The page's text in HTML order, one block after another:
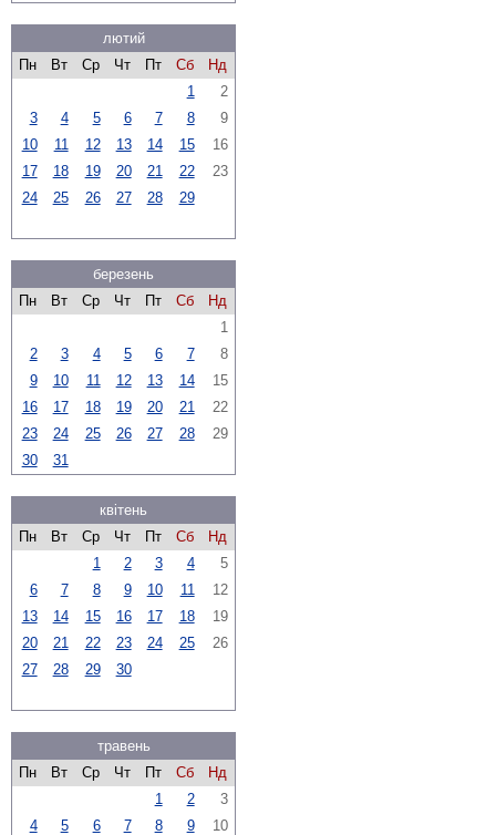
лютий
Пн
Вт Ср Чт Пт Сб
Нд
1
2
3
4 5 6 7 8
9
10
11 12 13 14 15
16
17
18 19 20 21 22
23
24
25 26 27 28 29
березень
Пн
Вт Ср Чт Пт Сб
Нд
1
2
3 4 5 6 7
8
9
10 11 12 13 14
15
16
17 18 19 20 21
22
23
24 25 26 27 28
29
30
31
квітень
Пн
Вт Ср Чт Пт Сб
Нд
1
2 3 4
5
6
7 8 9 10 11
12
13
14 15 16 17 18
19
20
21 22 23 24 25
26
27
28 29 30
травень
Пн
Вт Ср Чт Пт Сб
Нд
1
2
3
4
5 6 7 8 9
10